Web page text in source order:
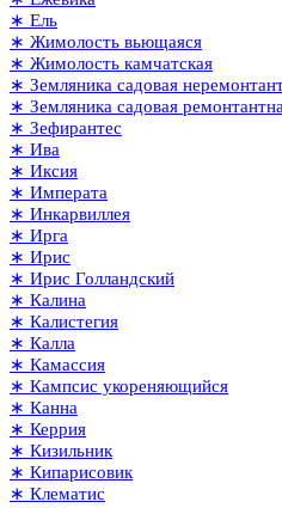
∗ Ель
∗ Жимолость вьющаяся
∗ Жимолость камчатская
∗ Земляника садовая
∗ Земляника садовая
∗ Зефирантес
∗ Ива
∗ Иксия
∗ Императа
∗ Инкарвиллея
∗ Ирга
∗ Ирис
∗ Ирис Голландский
∗ Калина
∗ Калистегия
∗ Калла
∗ Камассия
∗ Кампсис укореняющийся
∗ Канна
∗ Керрия
∗ Кизильник
∗ Кипарисовик
∗ Клематис